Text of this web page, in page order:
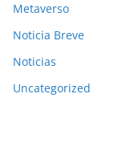
Metaverso
Noticia Breve
Noticias
Uncategorized